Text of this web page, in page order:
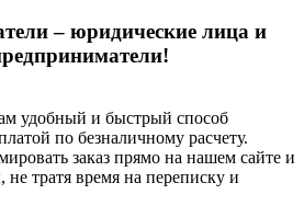
– юридические лица и
удобный и быстрый способ
по безналичному расчету.
заказ прямо на нашем сайте и
не тратя время на переписку и